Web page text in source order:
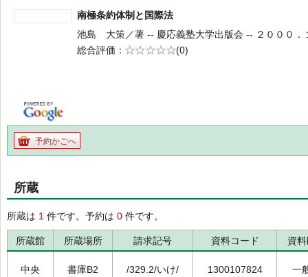
南極条約体制と国際法
池島 大策／著 -- 慶応義塾大学出版会 -- ２０００．
総合評価
5段階評価
(0)
予約かごへ
所蔵
所蔵は 1 件です。予約は 0 件です。
所蔵館 所蔵場所 請求記号 資料コード 資
中央 書庫B2 /329.2/いけ/ 1300107824 一